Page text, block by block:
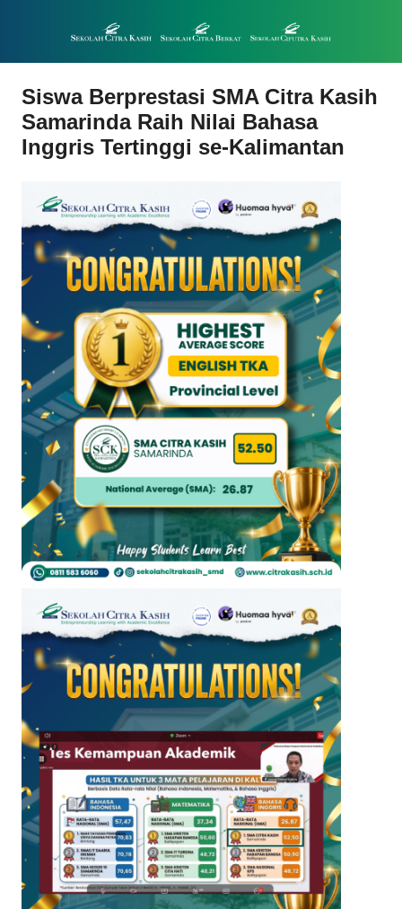
Siswa Berprestasi SMA Citra Kasih
Samarinda Raih Nilai Bahasa
Inggris Tertinggi se-Kalimantan